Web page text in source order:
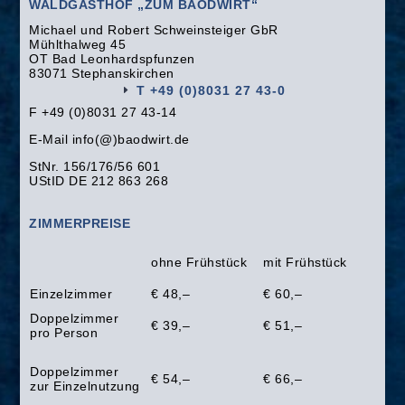
WALDGASTHOF „ZUM BAODWIRT“
Michael und Robert Schweinsteiger GbR
Mühlthalweg 45
OT Bad Leonhardspfunzen
83071 Stephanskirchen
T +49 (0)8031 27 43-0
F +49 (0)8031 27 43-14
E-Mail info(@)baodwirt.de
StNr. 156/176/56 601
UStID DE 212 863 268
ZIMMERPREISE
ohne Frühstück mit Frühstück
Einzelzimmer € 48,–
€ 60,–
Doppelzimmer
pro Person
€ 39,– € 51,–
Doppelzimmer
zur Einzelnutzung
€ 54,– € 66,–